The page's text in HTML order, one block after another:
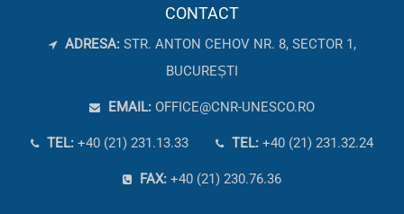
CONTACT
ADRESA: STR. ANTON CEHOV NR. 8, SECTOR 1,
BUCUREȘTI
EMAIL: OFFICE@CNR-UNESCO.RO
TEL: +40 (21) 231.13.33 TEL: +40 (21) 231.32.24
FAX: +40 (21) 230.76.36